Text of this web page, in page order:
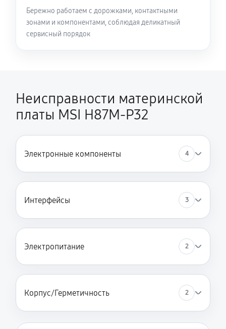
Бережно работаем с дорожками, контактными
зонами и компонентами, соблюдая деликатный
сервисный порядок
Неисправности материнской
платы MSI H87M-P32
Электронные компоненты 4
Интерфейсы 3
Электропитание 2
Корпус/Герметичность 2